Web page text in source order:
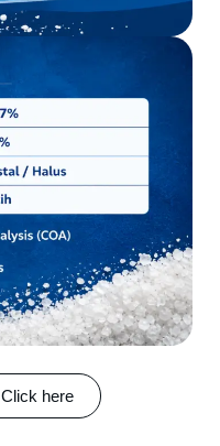
Click here